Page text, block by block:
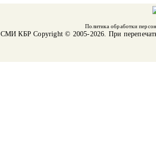
Политика обработки
СМИ КБРCopyright © 2005-2026. При